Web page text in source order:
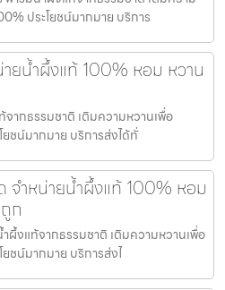
ประโยชน์มากมาย บริการ
ยน้ำผึ้งแท้ 100% หอม หวาน
ากธรรมชาติ เติมความหวานเพื่อ
ชน์มากมาย บริการส่งได้ทั่
จำหน่ายน้ำผึ้งแท้ 100% หอม
ก
ผึ้งแท้จากธรรมชาติ เติมความหวานเพื่อ
ชน์มากมาย บริการส่งไ